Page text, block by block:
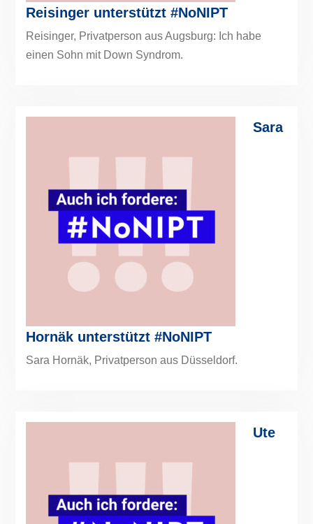
Reisinger unterstützt #NoNIPT
Reisinger, Privatperson aus Augsburg: Ich habe
einen Sohn mit Down Syndrom.
Sara
Hornäk unterstützt #NoNIPT
Sara Hornäk, Privatperson aus Düsseldorf.
Ute